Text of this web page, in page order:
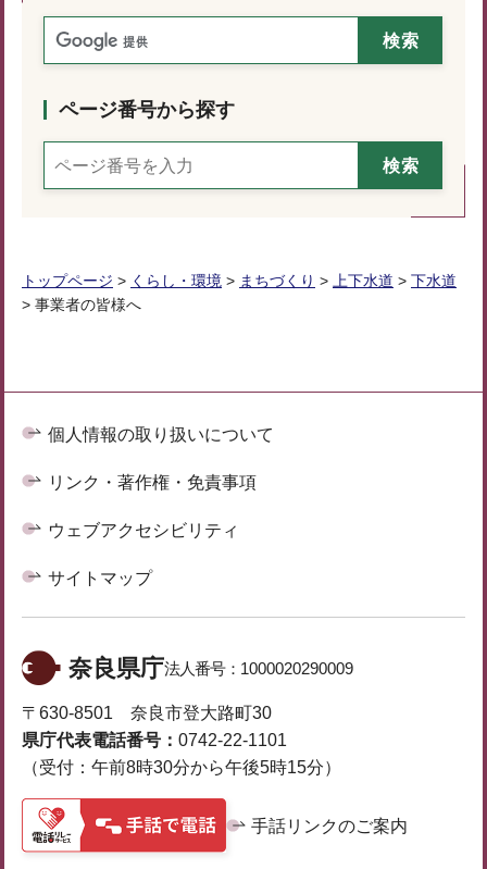
ページ番号から探す
トップページ > くらし・環境 > まちづくり > 上下水道 > 下水道
> 事業者の皆様へ
個人情報の取り扱いについて
リンク・著作権・免責事項
ウェブアクセシビリティ
サイトマップ
奈良県庁法人番号： 1000020290009
〒630-8501 奈良市登大路町30
県庁代表電話番号： 0742-22-1101
（受付：午前8時30分から午後5時15分）
手話リンクのご案内